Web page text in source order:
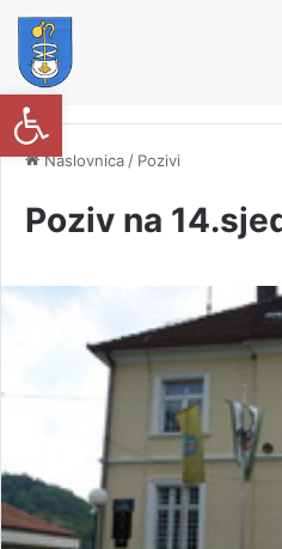
Naslovnica / Pozivi
Poziv na
Open toolbar